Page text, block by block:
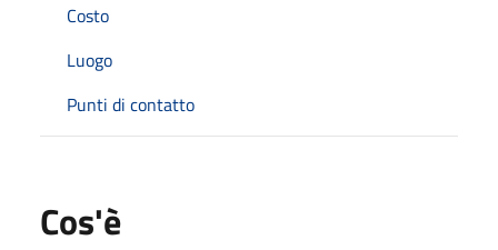
Costo
Luogo
Punti di contatto
Cos'è